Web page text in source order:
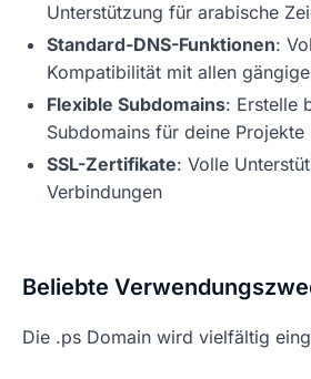
Unterstützung für arabische
Standard-DNS-Funktionen:
Kompatibilität mit allen
Flexible Subdomains: Erstelle
Subdomains für deine Projekte
SSL-Zertifikate: Volle
Verbindungen
Beliebte
Die .ps Domain wird vielfältig